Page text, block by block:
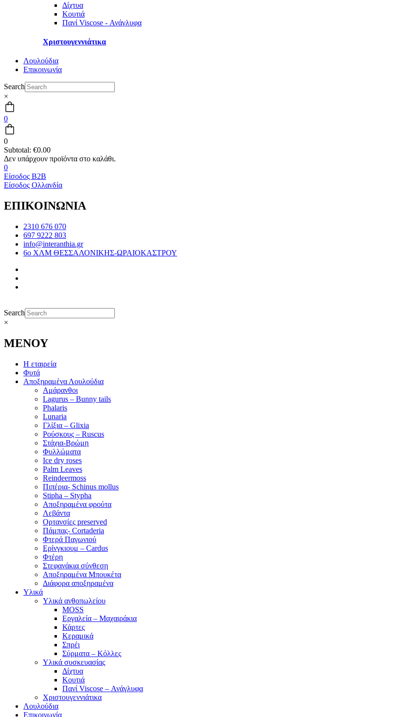
Δίχτυα
Κουτιά
Πανί Viscose - Ανάγλυφα
Χριστουγεννιάτικα
Λουλούδια
Επικοινωνία
Search
×
0
0
Subtotal: €0.00
0
Είσοδος B2B
Είσοδος Ολλανδία
ΕΠΙΚΟΙΝΩΝΙΑ
2310 676 070
697 9222 803
info@interanthia.gr
6ο ΧΛΜ ΘΕΣΣΑΛΟΝΙΚΗΣ-ΩΡΑΙΟΚΑΣΤΡΟΥ
Search
×
ΜΕΝΟΥ
Η εταιρεία
Φυτά
Αποξηραμένα Λουλούδια
Αμάρανθοι
Lagurus – Bunny tails
Phalaris
Lunaria
Γλίξια – Glixia
Ρούσκους – Ruscus
Στάχια-Βρώμη
Φυλλώματα
Ice dry roses
Palm Leaves
Reindeermoss
Πιπέρια- Schinus mollus
Stipha – Stypha
Αποξηραμένα φρούτα
Λεβάντα
Ορτανσίες preserved
Πάμπας- Cortaderia
Φτερά Παγωνιού
Ερίνγκιουμ – Cardus
Φτέρη
Στεφανάκια σύνθεση
Αποξηραμένα Μπουκέτα
Διάφορα αποξηραμένα
Υλικά
Υλικά ανθοπωλείου
MOSS
Εργαλεία – Μαχαιράκια
Κάρτες
Κεραμικά
Σπρέι
Σύρματα – Κόλλες
Υλικά συσκευασίας
Δίχτυα
Κουτιά
Πανί Viscose – Ανάγλυφα
Χριστουγεννιάτικα
Λουλούδια
Επικοινωνία